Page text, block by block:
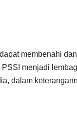
membenahi dan
PSSI menjadi
dalam